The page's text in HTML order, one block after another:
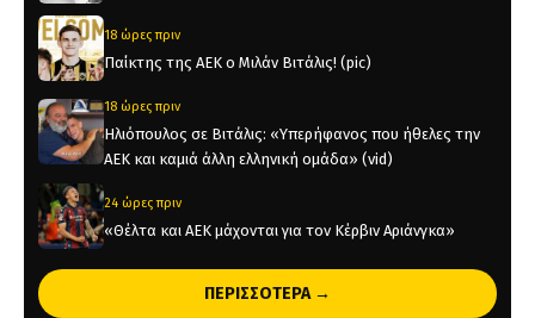
18 ώρες πριν
Παίκτης της ΑΕΚ ο Μιλάν Βιτάλις! (pic)
18 ώρες πριν
Ηλιόπουλος σε Βιτάλις: «Υπερήφανος που ήθελες την
ΑΕΚ και καμιά άλλη ελληνική ομάδα» (vid)
24 ώρες πριν
«Θέλτα και ΑΕΚ μάχονται για τον Κέρβιν Αριάνγκα»
24 ώρες πριν
Όλη η Κρήτη «Κιτρινόμαυρη» : Ολοταχώς για sold out
ΠΕΡΙΣΣΟΤΕΡΑ →